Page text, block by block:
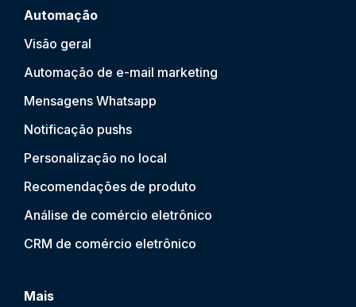
Automação
Visão geral
Automação de e-mail marketing
Mensagens Whatsapp
Notificação pushs
Personalização no local
Recomendações de produto
Análise de comércio eletrônico
CRM de comércio eletrônico
Mais